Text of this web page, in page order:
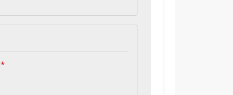
*